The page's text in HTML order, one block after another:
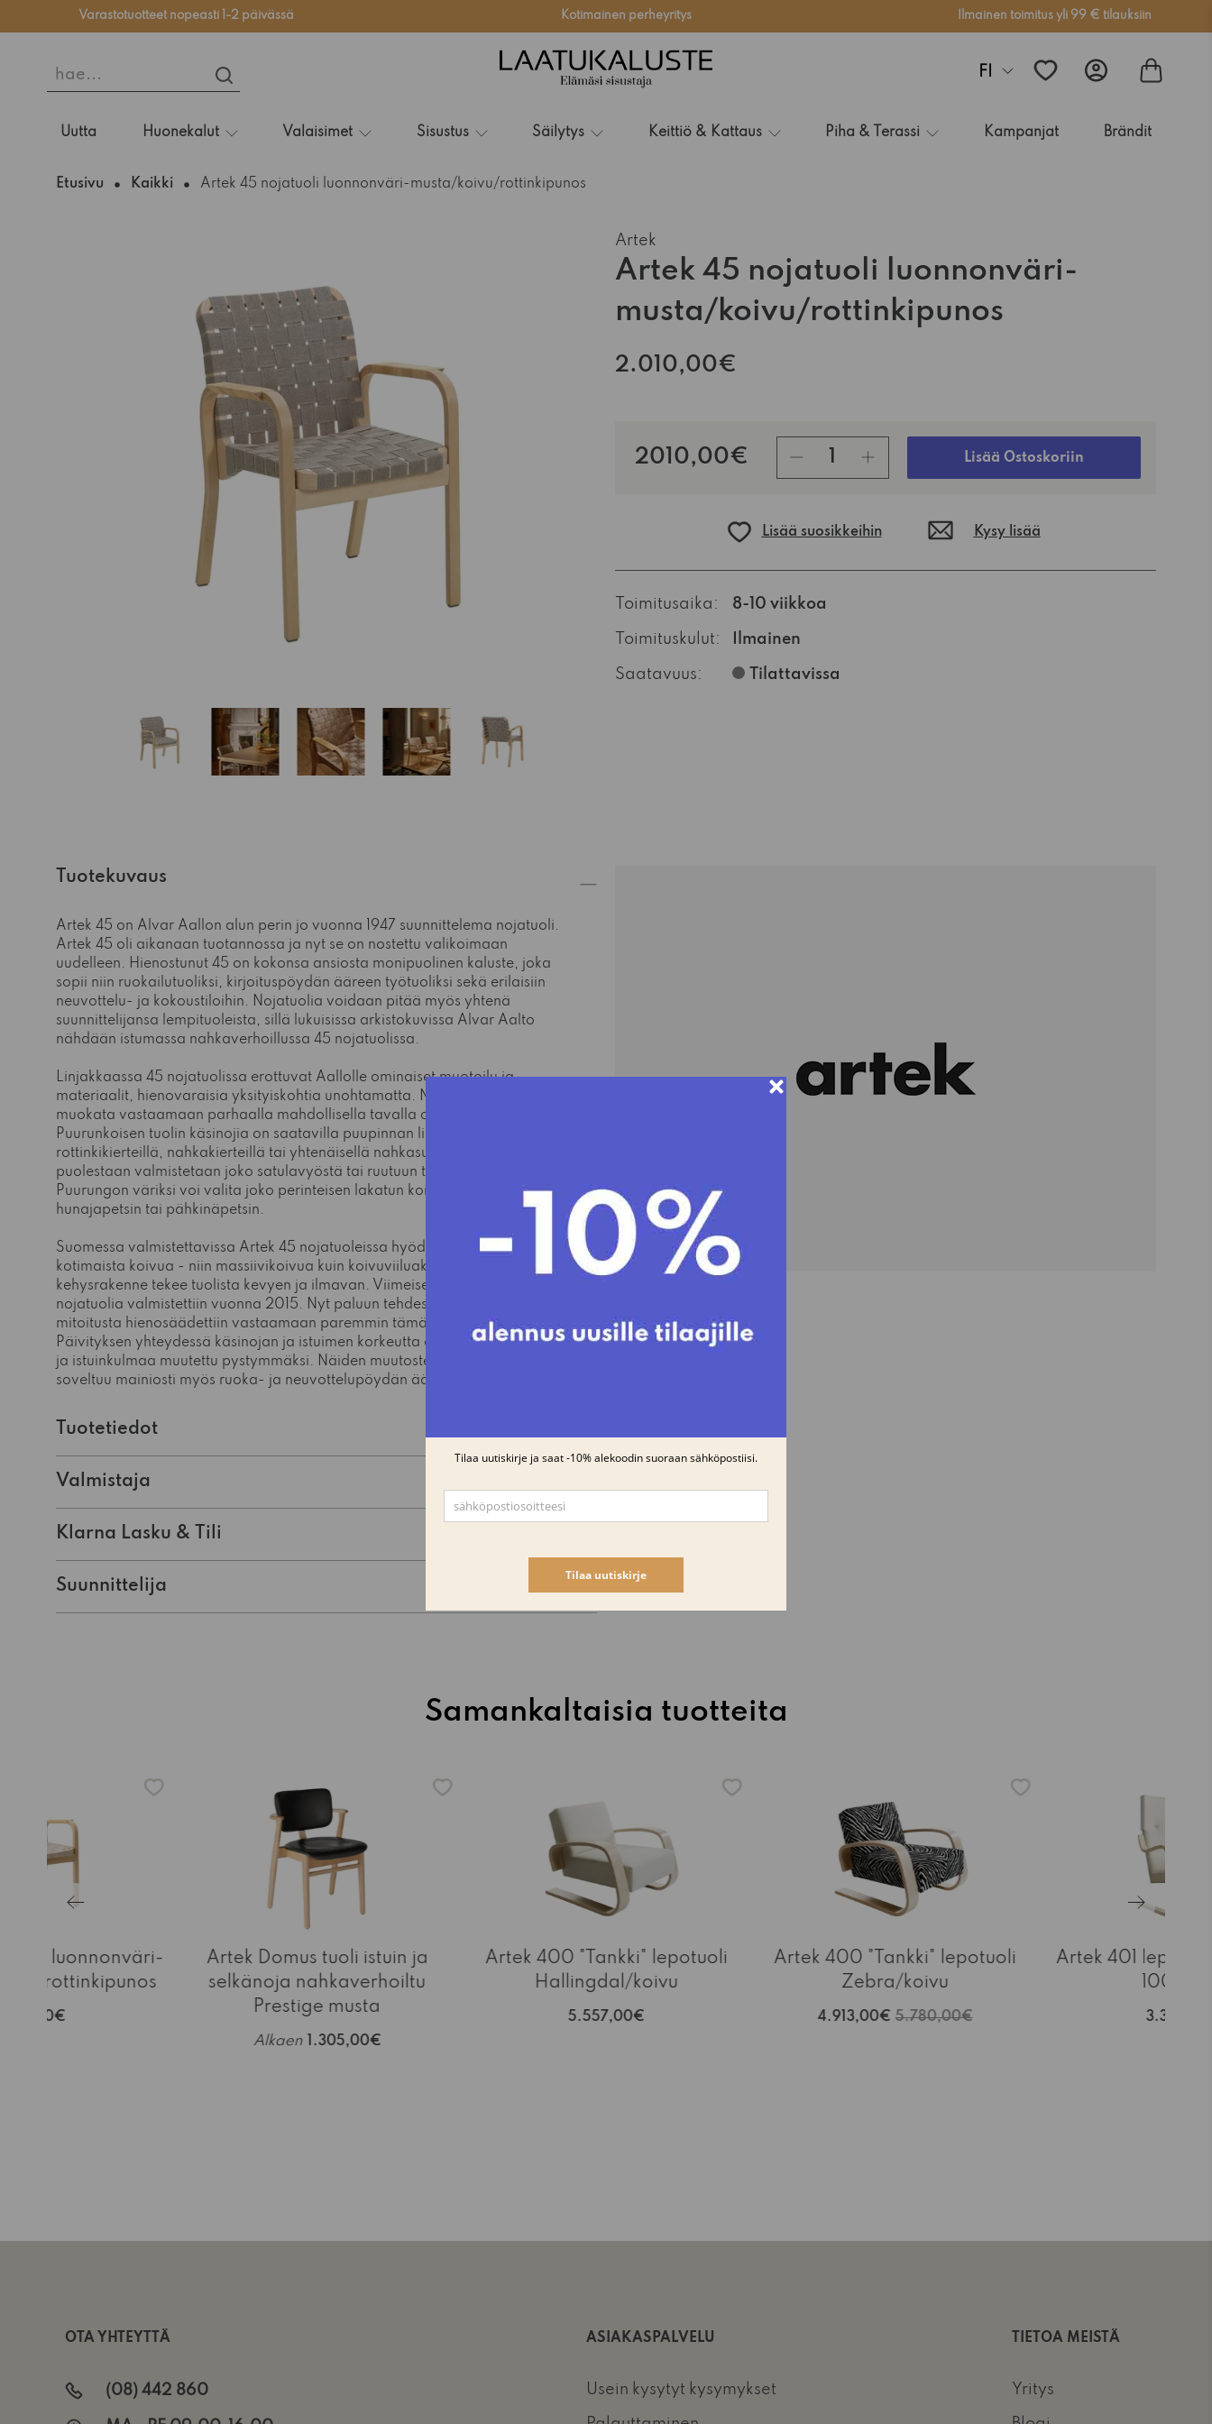
Varastotuotteet nopeasti 1-2 päivässä Kotimainen perheyritys Ilmainen toimitus yli 99 € tilauksiin
hae... FI
HAE...
Uutta
Huonekalut Valaisimet Sisustus Säilytys Keittiö & Kattaus Piha & Terassi Kampanjat Brändit
Etusivu Kaikki Artek 45 nojatuoli luonnonväri-musta/koivu/rottinkipunos
Artek
Artek 45 nojatuoli luonnonväri-
musta/koivu/rottinkipunos
2.010,00€
2010,00€ Lisää Ostoskoriin
Lisää suosikkeihin Kysy lisää
Toimitusaika: 8-10 viikkoa
Toimituskulut: Ilmainen
Saatavuus: Tilattavissa
Tuotekuvaus
Artek 45 on Alvar Aallon alun perin jo vuonna 1947 suunnittelema nojatuoli.
Artek 45 oli aikanaan tuotannossa ja nyt se on nostettu valikoimaan
uudelleen. Hienostunut 45 on kokonsa ansiosta monipuolinen kaluste, joka
sopii niin ruokailutuoliksi, kirjoituspöydän ääreen työtuoliksi sekä erilaisiin
neuvottelu- ja kokoustiloihin. Nojatuolia voidaan pitää myös yhtenä
suunnittelijansa lempituoleista, sillä lukuisissa arkistokuvissa Alvar Aalto
nähdään istumassa nahkaverhoillussa 45 nojatuolissa.
Linjakkaassa 45 nojatuolissa erottuvat Aallolle ominaiset muotoilu ja
materiaalit, hienovaraisia yksityiskohtia unohtamatta. Nojatuolia voi
muokata vastaamaan parhaalla mahdollisella tavalla omiin tarpeisiin.
Puurunkoisen tuolin käsinojia on saatavilla puupinnan lisäksi myös
rottinkikierteillä, nahkakierteillä tai yhtenäisellä nahkasuojalla. Istuinosa
puolestaan valmistetaan joko satulavyöstä tai ruutuun tikatusta nahasta.
Puurungon väriksi voi valita joko perinteisen lakatun koivun, mustan,
hunajapetsin tai pähkinäpetsin.
Suomessa valmistettavissa Artek 45 nojatuoleissa hyödynnetään
kotimaista koivua - niin massiivikoivua kuin koivuviiluakin. Tuolin avoin
kehysrakenne tekee tuolista kevyen ja ilmavan. Viimeisen kerran 45
nojatuolia valmistettiin vuonna 2015. Nyt paluun tehdessään tuolin
mitoitusta hienosäädettiin vastaamaan paremmin tämän päivän tarpeita.
Päivityksen yhteydessä käsinojan ja istuimen korkeutta on hieman nostettu
ja istuinkulmaa muutettu pystymmäksi. Näiden muutosten ansiosta tuoli
soveltuu mainiosti myös ruoka- ja neuvottelupöydän äärelle.
Tuotetiedot
Valmistaja
Klarna Lasku & Tili
Suunnittelija
Samankaltaisia tuotteita
luonnonväri-
rottinkipunos
Artek Domus tuoli istuin ja
selkänoja nahkaverhoiltu
Prestige musta
Alkaen 1.305,00€
Artek 400 "Tankki" lepotuoli
Hallingdal/koivu
5.557,00€
Artek 400 "Tankki" lepotuoli
Zebra/koivu
4.913,00€ 5.780,00€
Artek 401
100/
OTA YHTEYTTÄ
(08) 442 860
ASIAKASPALVELU
Usein kysytyt kysymykset
TIETOA MEISTÄ
Yritys